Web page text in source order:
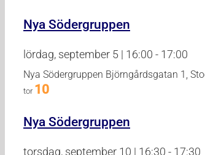
Nya Södergruppen
lördag, september 5 | 16:00 - 17:00
Nya Södergruppen Björngårdsgatan 1,
tor 10
Nya Södergruppen
torsdag, september 10 | 16:30 - 17:30